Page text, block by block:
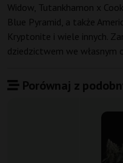
Widow, Tutankhamon x
Blue Pyramid, a także
Kryptonite i wiele innych.
dziedzictwem we własnym
Porównaj z